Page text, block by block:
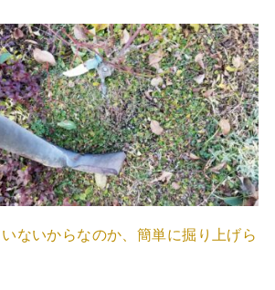
ないからなのか、簡単に掘り上げら